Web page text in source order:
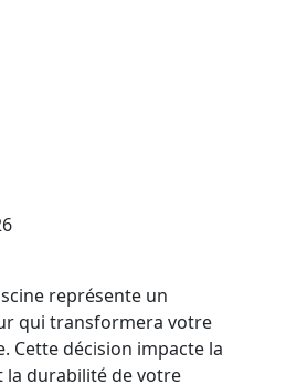
représente un
qui transformera votre
Cette décision impacte la
la durabilité de votre